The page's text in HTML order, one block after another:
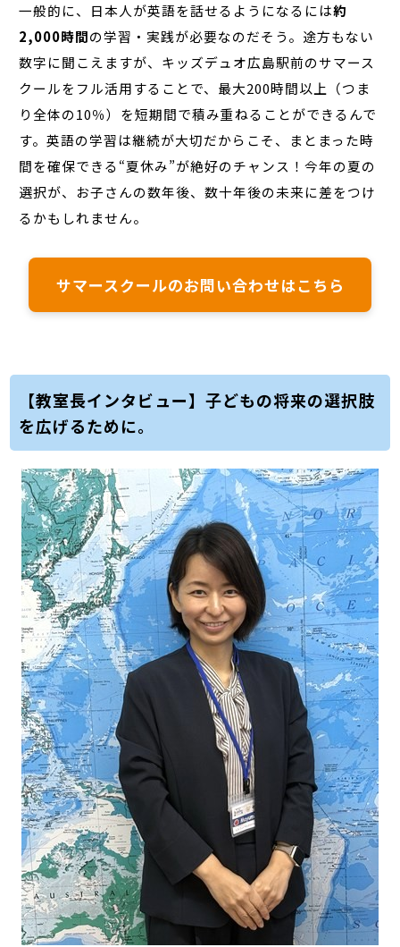
一般的に、日本人が英語を話せるようになるには約
2,000時間の学習・実践が必要なのだそう。途方もない
数字に聞こえますが、キッズデュオ広島駅前のサマース
クールをフル活用することで、最大200時間以上（つま
り全体の10％）を短期間で積み重ねることができるんで
す。英語の学習は継続が大切だからこそ、まとまった時
間を確保できる“夏休み”が絶好のチャンス！今年の夏の
選択が、お子さんの数年後、数十年後の未来に差をつけ
るかもしれません。
サマースクールのお問い合わせはこちら
【教室長インタビュー】子どもの将来の選択肢
を広げるために。